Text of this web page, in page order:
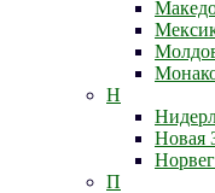
Н
Новая
П